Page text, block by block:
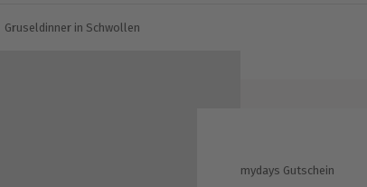
Gruseldinner in Schwollen
mydays Gutschein